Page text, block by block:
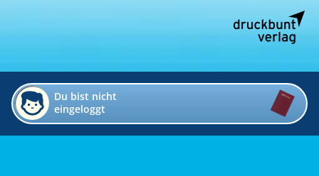
Du bist nicht
eingeloggt